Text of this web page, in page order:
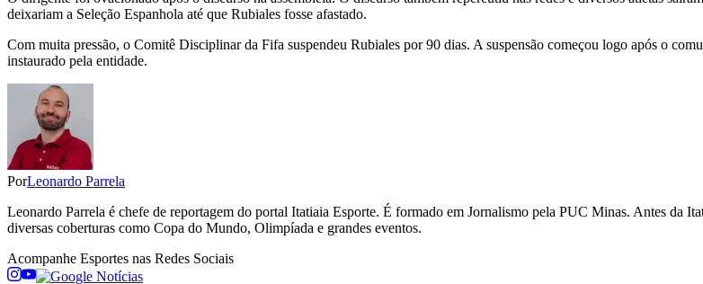
deixariam a Seleção Espanhola até que Rubiales fosse afastado.
Com muita pressão, o Comitê Disciplinar da Fifa suspendeu Rubiales por 90 dias. A suspensão começou logo após o
instaurado pela entidade.
PorLeonardo Parrela
Leonardo Parrela é chefe de reportagem do portal Itatiaia Esporte. É formado em Jornalismo pela PUC Minas. Antes da
diversas coberturas como Copa do Mundo, Olimpíada e grandes eventos.
Acompanhe Esportes nas Redes Sociais